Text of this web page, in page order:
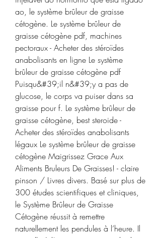
ao, le système brûleur de graisse
cétogène. Le système brûleur de
graisse cétogène pdf, machines
pectoraux - Acheter des stéroïdes
anabolisants en ligne Le système
brûleur de graisse cétogène pdf
Puisqu&#39;il n&#39;y a pas de
glucose, le corps va puiser dans sa
graisse pour f. Le système brûleur de
graisse cétogène, best steroide -
Acheter des stéroïdes anabolisants
légaux Le système brûleur de graisse
cétogène Maigrissez Grace Aux
Aliments Bruleurs De Graisses! - claire
pinson / Livres divers. Basé sur plus de
300 études scientifiques et cliniques,
le Système Brûleur de Graisse
Cétogène réussit à remettre
naturellement les pendules à l’heure. Il